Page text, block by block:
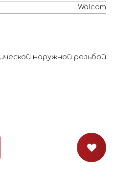
Walcom
наружной резьбой